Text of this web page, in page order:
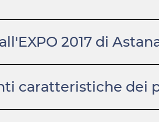
2017 di
caratteristiche dei